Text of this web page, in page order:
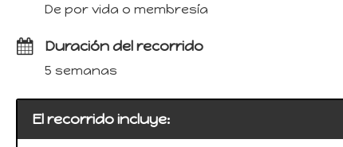
De por vida o membresía
Duración del recorrido
5 semanas
El recorrido incluye: